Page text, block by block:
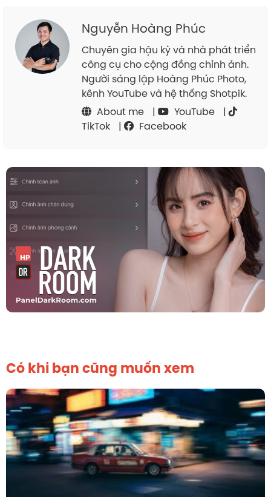
Nguyễn Hoàng Phúc
Chuyên gia hậu kỳ và nhà phát triển
công cụ cho cộng đồng chỉnh ảnh.
Người sáng lập Hoàng Phúc Photo,
kênh YouTube và hệ thống Shotpik.
About me
| YouTube
|
TikTok
| Facebook
Có khi bạn cũng muốn xem